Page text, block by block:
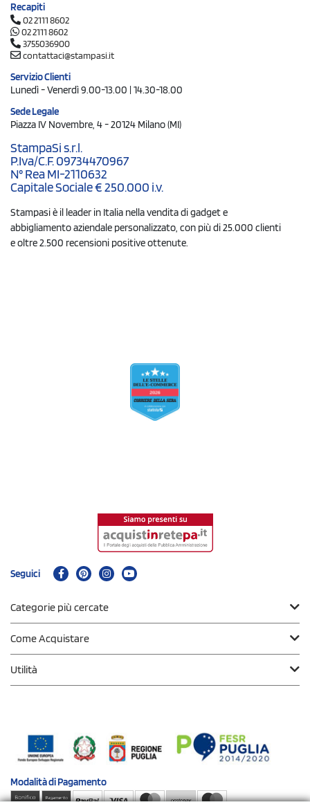
Recapiti
02 2111 8602
02 2111 8602
3755036900
contattaci@stampasi.it
Servizio Clienti
Lunedì - Venerdì 9.00-13.00 | 14.30-18.00
Sede Legale
Piazza IV Novembre, 4 - 20124 Milano (MI)
StampaSi s.r.l.
P.Iva/C.F. 09734470967
N° Rea MI-2110632
Capitale Sociale € 250.000 i.v.
Stampasi è il leader in Italia nella vendita di gadget e
abbigliamento aziendale personalizzato, con più di 25.000 clienti
e oltre 2.500 recensioni positive ottenute.
Seguici
Categorie più cercate
Come Acquistare
Utilità
Modalità diPagamento